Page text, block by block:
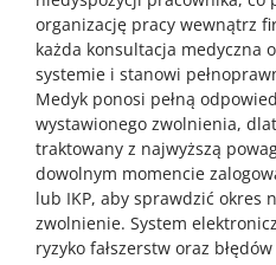
organizację pracy wewnątrz
każda konsultacja medyczna
systemie i stanowi
Medyk ponosi pełną
wystawionego zwolnienia,
traktowany z najwyższą
dowolnym momencie
lub IKP, aby sprawdzić okres
zwolnienie. System
ryzyko fałszerstw oraz